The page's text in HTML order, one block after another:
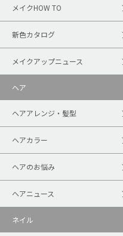
メイクHOW TO
新色カタログ
メイクアップニュース
ヘア
ヘアアレンジ・髪型
ヘアカラー
ヘアのお悩み
ヘアニュース
ネイル